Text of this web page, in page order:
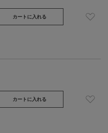
カートに入れる
カートに入れる